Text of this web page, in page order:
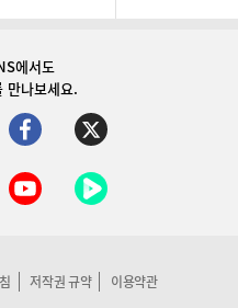
에서도
만나보세요.
저작권 규약 이용약관